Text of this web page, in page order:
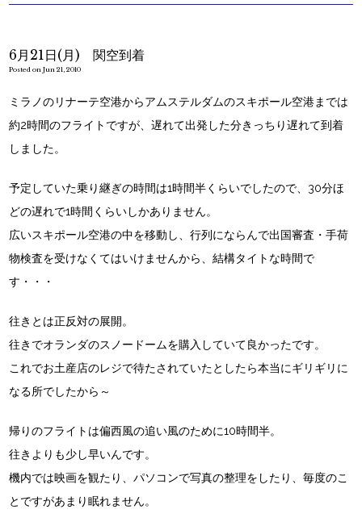
6月21日(月) 関空到着
Posted on Jun 21, 2010
ミラノのリナーテ空港からアムステルダムのスキポール空港までは
約2時間のフライトですが、遅れて出発した分きっちり遅れて到着
しました。
予定していた乗り継ぎの時間は1時間半くらいでしたので、30分ほ
どの遅れで1時間くらいしかありません。
広いスキポール空港の中を移動し、行列にならんで出国審査・手荷
物検査を受けなくてはいけませんから、結構タイトな時間で
す・・・
往きとは正反対の展開。
往きでオランダのスノードームを購入していて良かったです。
これでお土産店のレジで待たされていたとしたら本当にギリギリに
なる所でしたから～
帰りのフライトは偏西風の追い風のために10時間半。
往きよりも少し早いんです。
機内では映画を観たり、パソコンで写真の整理をしたり、毎度のこ
とですがあまり眠れません。